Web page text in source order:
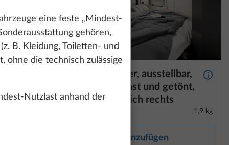
Rahmenfenster, ausstellbar,
doppelt verglast und getönt,
im Schlafbereich rechts
Mehr
1,9 kg
Hinzufügen
eine feste „Mindest-
gehören,
B. Kleidung, Toiletten- und
ohne die technisch zulässige
Nutzlast anhand der